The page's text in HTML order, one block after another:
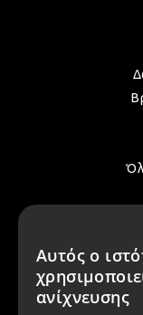
Αυτός ο
ανίχνευσης